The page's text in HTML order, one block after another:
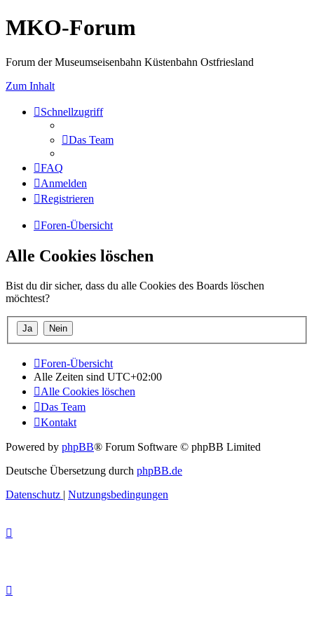
MKO-Forum
Forum der Museumseisenbahn Küstenbahn Ostfriesland
Zum Inhalt
Schnellzugriff
Das Team
FAQ
Anmelden
Registrieren
Foren-Übersicht
Alle Cookies löschen
Bist du dir sicher, dass du alle Cookies des Boards löschen
möchtest?
Foren-Übersicht
Alle Zeiten sind UTC+02:00
Alle Cookies löschen
Das Team
Kontakt
Powered by phpBB® Forum Software © phpBB Limited
Deutsche Übersetzung durch phpBB.de
Datenschutz | Nutzungsbedingungen